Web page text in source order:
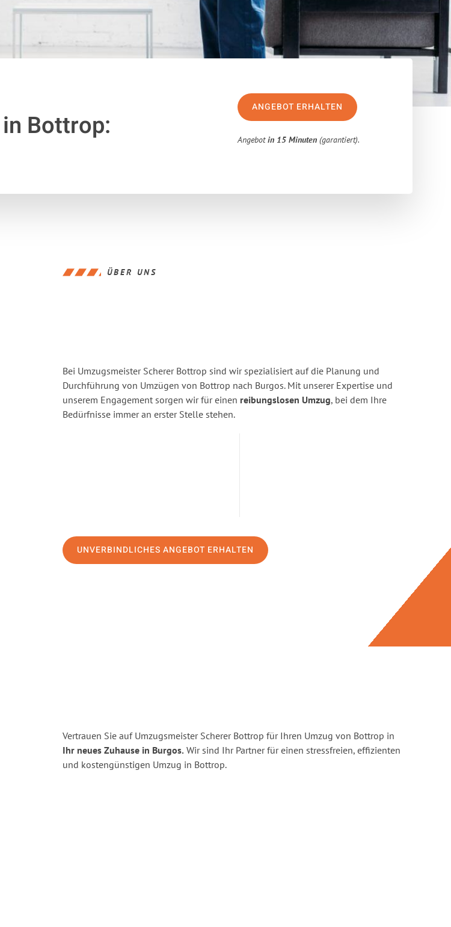
in Bottrop:
ANGEBOT ERHALTEN
Angebotin 15 Minuten (garantiert).
ÜBER UNS
Bei Umzugsmeister Scherer Bottrop sind wir spezialisiert auf die Planung und
Durchführung von Umzügen von Bottrop nach Burgos. Mit unserer Expertise und
unserem Engagement sorgen wir für einen reibungslosen Umzug, bei dem Ihre
Bedürfnisse immer an erster Stelle stehen.
UNVERBINDLICHES ANGEBOT ERHALTEN
Vertrauen Sie auf Umzugsmeister Scherer Bottrop für Ihren Umzug von Bottrop in
Ihr neues Zuhause in Burgos. Wir sind Ihr Partner für einen stressfreien, effizienten
und kostengünstigen Umzug in Bottrop.